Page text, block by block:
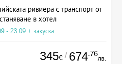
ривиера с транспорт от
в хотел
- 23.09 + закуска
345€ / 674.76
лв.